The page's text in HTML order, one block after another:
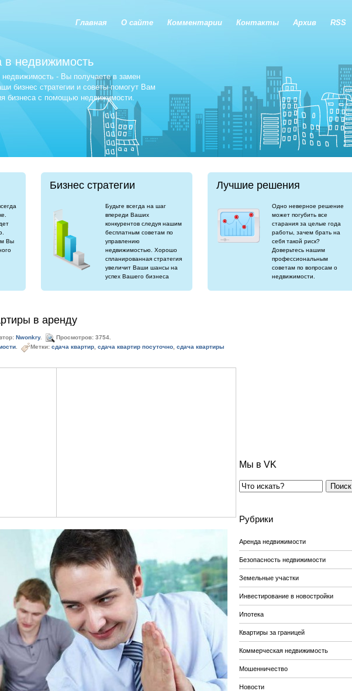
Главная О сайте Комментарии Контакты Архив RSS
в недвижимость
- Вы получаете в замен
бизнес стратегии и советы помогут Вам
бизнеса с помощью недвижимости.
Вы
Бизнес стратегии
Будьте всегда на шаг
впереди Ваших
конкурентов следуя нашим
бесплатным советам по
управлению
недвижимостью. Хорошо
спланированная стратегия
увеличит Ваши шансы на
успех Вашего бизнеса
Лучшие решения
Одно неверное решение
может погубить все
старания за целые года
работы, зачем брать на
себя такой риск?
Доверьтесь нашим
профессиональным
советам по вопросам о
недвижимости.
в аренду
Nwonkry.
Просмотров: 3754.
. Метки: сдача квартир, сдача квартир посуточно, сдача квартиры
Мы в VK
Поиск
Рубрики
Аренда недвижимости
Безопасность недвижимости
Земельные участки
Инвестирование в новостройки
Ипотека
Квартиры за границей
Коммерческая недвижимость
Мошенничество
Новости